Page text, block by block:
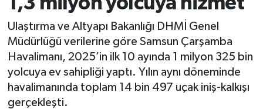
Ulaştırma ve Altyapı Bakanlığı DHMİ Genel
Müdürlüğü verilerine göre Samsun Çarşamba
Havalimanı, 2025’in ilk 10 ayında 1 milyon 325 bin
yolcuya ev sahipliği yaptı. Yılın aynı döneminde
havalimanında toplam 14 bin 497 uçak iniş-kalkışı
gerçekleşti.